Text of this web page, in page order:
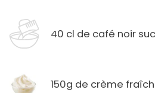
40 cl de café noir
150g de crème